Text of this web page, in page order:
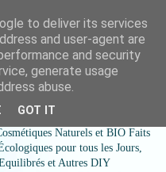
Recettes
et Bio et
et équilibrés
Naturels et BIO Faits
pour tous les Jours,
Equilibrés et Autres DIY
to deliver its services
and user-agent are
and security
generate usage
abuse.
GOT IT